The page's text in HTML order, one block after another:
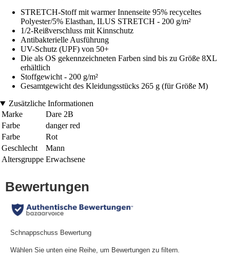
STRETCH-Stoff mit warmer Innenseite 95% recyceltes
Polyester/5% Elasthan, ILUS STRETCH - 200 g/m²
1/2-Reißverschluss mit Kinnschutz
Antibakterielle Ausführung
UV-Schutz (UPF) von 50+
Die als OS gekennzeichneten Farben sind bis zu Größe 8XL
erhältlich
Stoffgewicht - 200 g/m²
Gesamtgewicht des Kleidungsstücks 265 g (für Größe M)
Zusätzliche Informationen
Marke
Dare 2B
Farbe
danger red
Farbe
Rot
Geschlecht
Mann
Altersgruppe Erwachsene